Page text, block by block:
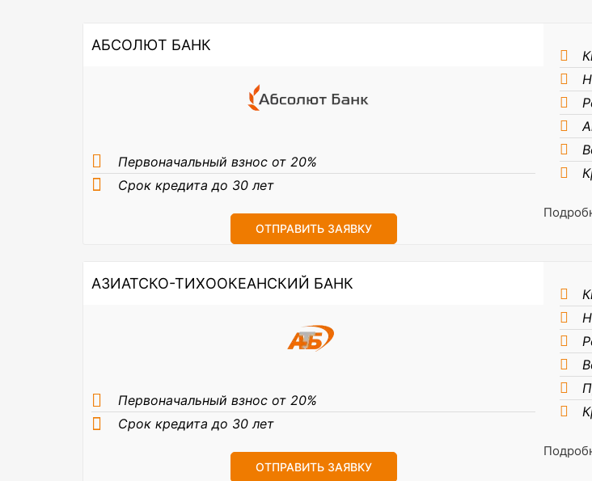
АБСОЛЮТ БАНК
Первоначальный взнос от 20%
Срок кредита до 30 лет
ОТПРАВИТЬ ЗАЯВКУ
АЗИАТСКО-ТИХООКЕАНСКИЙ БАНК
Первоначальный взнос от 20%
Срок кредита до 30 лет
ОТПРАВИТЬ ЗАЯВКУ